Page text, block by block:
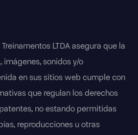
LTDA asegura que la
sonidos y/o
en sus sitios web cumple con
que regulan los derechos
no estando permitidas
reproducciones u otras